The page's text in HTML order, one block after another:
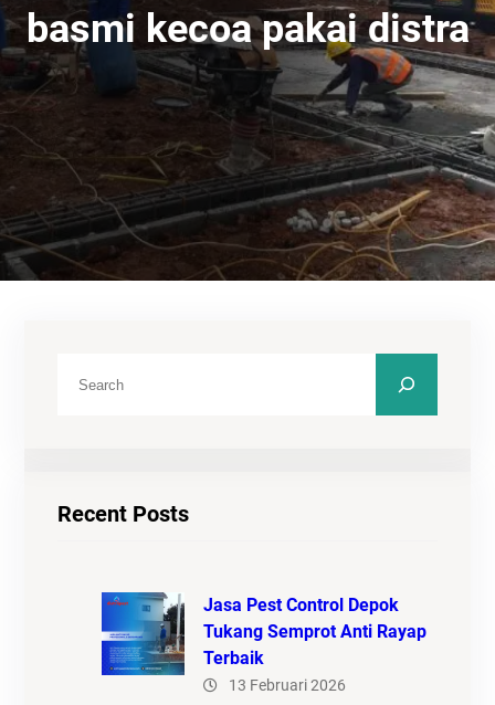
basmi kecoa pakai distra
Recent Posts
Jasa Pest Control Depok
Tukang Semprot Anti Rayap
Terbaik
13 Februari 2026